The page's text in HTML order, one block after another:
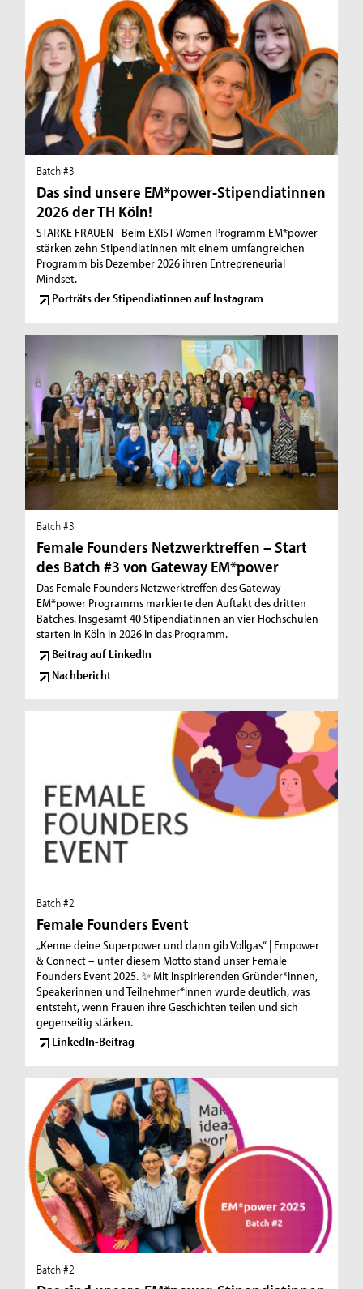
Batch #3
Das sind unsere EM*power-Stipendiatinnen
2026 der TH Köln!
STARKE FRAUEN - Beim EXIST Women Programm EM*power
stärken zehn Stipendiatinnen mit einem umfangreichen
Programm bis Dezember 2026 ihren Entrepreneurial
Mindset.
Porträts der Stipendiatinnen auf Instagram
Batch #3
Female Founders Netzwerktreffen – Start
des Batch #3 von Gateway EM*power
Das Female Founders Netzwerktreffen des Gateway
EM*power Programms markierte den Auftakt des dritten
Batches. Insgesamt 40 Stipendiatinnen an vier Hochschulen
starten in Köln in 2026 in das Programm.
Beitrag auf LinkedIn
Nachbericht
Batch #2
Female Founders Event
„Kenne deine Superpower und dann gib Vollgas“ | Empower
& Connect – unter diesem Motto stand unser Female
Founders Event 2025. ✨ Mit inspirierenden Gründer*innen,
Speakerinnen und Teilnehmer*innen wurde deutlich, was
entsteht, wenn Frauen ihre Geschichten teilen und sich
gegenseitig stärken.
LinkedIn-Beitrag
Batch #2